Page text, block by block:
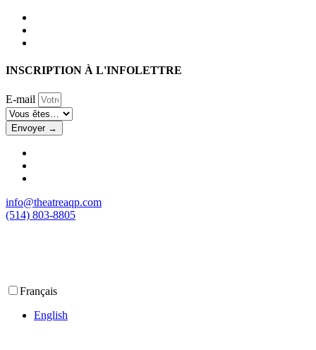
INSCRIPTION À L'INFOLETTRE
E-mail
Envoyer →
info@theatreaqp.com
(514) 803-8805
Français
English